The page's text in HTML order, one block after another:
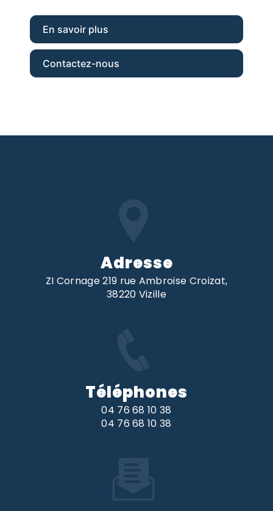
En savoir plus
Contactez-nous
Adresse
ZI Cornage 219 rue Ambroise Croizat,
38220 Vizille
Téléphones
04 76 68 10 38
04 76 68 10 38